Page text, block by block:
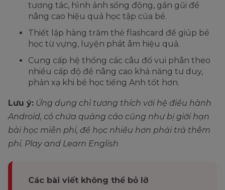
tương tác, hình ảnh sống động, gần gũi để
nâng cao hiệu quả học tập của bé.
Thiết lập hàng trăm thẻ flashcard để giúp bé
học từ vựng, luyện phát âm hiệu quả.
Cung cấp hệ thống các câu đố vui phân theo
nhiều cấp độ để nâng cao khả năng tư duy,
phản xạ khi bé học tiếng Anh tốt hơn.
Lưu ý: Ứng dụng chỉ tương thích với hệ điều hành
Android, có chứa quảng cáo cũng như bị giới hạn
bài học miễn phí, để học nhiều hơn phải trả thêm
phí. Play and Learn English
Các bài viết không thể bỏ lỡ